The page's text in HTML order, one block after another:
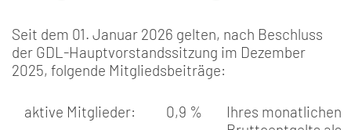
Seit dem 01. Januar 2026 gelten, nach Beschluss
der GDL-Hauptvorstandssitzung im Dezember
2025, folgende Mitgliedsbeiträge:
aktive Mitglieder: 0,9 %
Ihres monatlichen